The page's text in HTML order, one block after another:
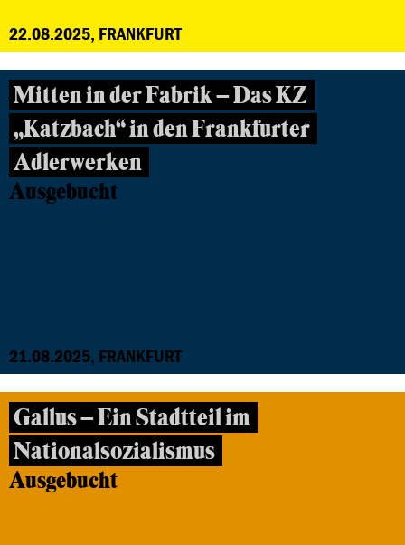
22.08.2025, FRANKFURT
Mitten in der Fabrik – Das KZ
„Katzbach“ in den Frankfurter
Adlerwerken
Ausgebucht
21.08.2025, FRANKFURT
Gallus – Ein Stadtteil im
Nationalsozialismus
Ausgebucht